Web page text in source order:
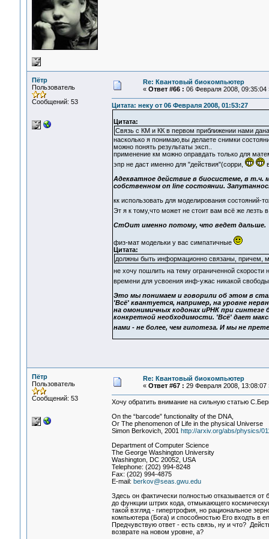
Пётр
Пользователь
Сообщений: 53
Re: Квантовый биокомпьютер
« Ответ #66 : 06 Февраля 2008, 09:35:04
Цитата: неку от 06 Февраля 2008, 01:53:27
Цитата:
Связь с КМ и КК в первом приближении нами
насколько я понимаю,вы делаете снимки
можно понять результаты эксп..
применение км можно оправдать только для
эпр не даст именно для "действия"(сорри,
Адекватное действие в биосистеме, в т.ч.
собственном on line состоянии.
кк использовать для моделирования состояний-
Эт я к тому,что может не стоит вам всё же
СтОит именно потому, что ведет дальше.
физ-мат модельки у вас симпатичные
Цитата:
должны быть информационно связаны, причем,
не хочу пошлить на тему ограниченной
времени для усвоения инф-ужас никакой
Это мы понимаем и говорили об этом в
'Всё' квантуется, например, на уровне
на омонимичных кодонах иРНК при синтезе
конкретной необходимости. 'Всё' дает
нами - не более, чем гипотеза. И мы не
Пётр
Пользователь
Сообщений: 53
Re: Квантовый биокомпьютер
« Ответ #67 : 29 Февраля 2008, 13:08:07
Хочу обратить внимание на сильную статью
On the “barcode” functionality of the DNA,
Or The phenomenon of Life in the physical Universe
Simon Berkovich, 2001 http://arxiv.org/abs/physics/
Department of Computer Science
The George Washington University
Washington, DC 20052, USA
Telephone: (202) 994-8248
Fax: (202) 994-4875
E-mail: berkov@seas.gwu.edu
Здесь он фактически полностью отказывается
до функции штрих кода, отмыкающего
такой взгляд - гипертрофия, но рациональное
компьютера (Бога) и способностью Его входть в
Предчувствую ответ - есть связь, ну и что?
возврате на новом уровне, а?